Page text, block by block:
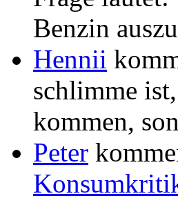
Benzin
Hennii
schlimme
kommen,
Peter